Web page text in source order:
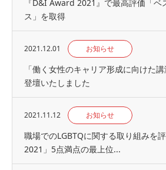
『D&I Award 2021』で最高評価「ベ
ス」を取得
2021.12.01 お知らせ
「働く女性のキャリア形成に向けた
登壇いたしました
2021.11.12 お知らせ
職場でのLGBTQに関する取り組みを
2021」5点満点の最上位...